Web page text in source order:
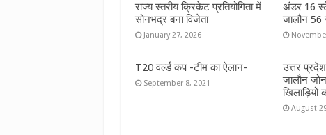
राज्य स्तरीय क्रिकेट प्रतियोगिता में
सोनभद्र बना विजेता
January 27, 2026
अंडर 16
जालौन 56
T20 वर्ल्ड कप -टीम का ऐलान-
September 8, 2021
उत्तर
जालौन
August